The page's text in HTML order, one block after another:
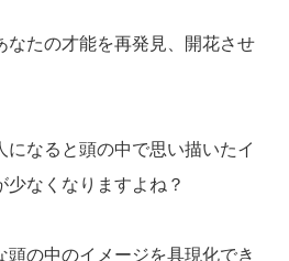
なたの才能を再発見、開花させ
なると頭の中で思い描いたイ
少なくなりますよね？
の中のイメージを具現化でき